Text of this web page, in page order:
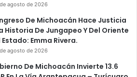
agosto de 2026
De Michoacán Hace Justicia
Historia De Jungapeo Y Del Oriente
Estado: Emma Rivera.
agosto de 2026
De Michoacán Invierte 13.6